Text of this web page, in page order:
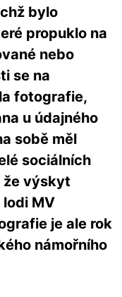
bylo
propuklo na
nebo
se na
fotografie,
u údajného
sobě měl
sociálních
že výskyt
MV
je ale rok
námořního